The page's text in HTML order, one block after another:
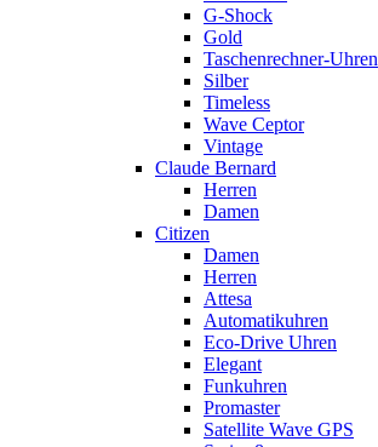
G-Shock
Gold
Taschenrechner-Uhren
Silber
Timeless
Wave Ceptor
Vintage
Claude Bernard
Herren
Damen
Citizen
Damen
Herren
Attesa
Automatikuhren
Eco-Drive Uhren
Elegant
Funkuhren
Promaster
Satellite Wave GPS